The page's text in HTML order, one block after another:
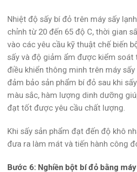
Nhiệt độ sấy bí đỏ trên máy sấy
chỉnh từ 20 đến 65 độ C, thời gian
vào các yêu cầu kỹ thuật chế biến
sấy và độ giảm ẩm được kiểm soát
điều khiển thông minh trên máy sấy
đảm bảo sản phẩm bí đỏ sau khi
màu sắc, hàm lượng dinh dưỡng
đạt tốt được yêu cầu chất lượng.
Khi sấy sản phẩm đạt đến độ khô
đưa ra làm mát và tiến hành công
Bước 6: Nghiền bột bí đỏ bằng máy